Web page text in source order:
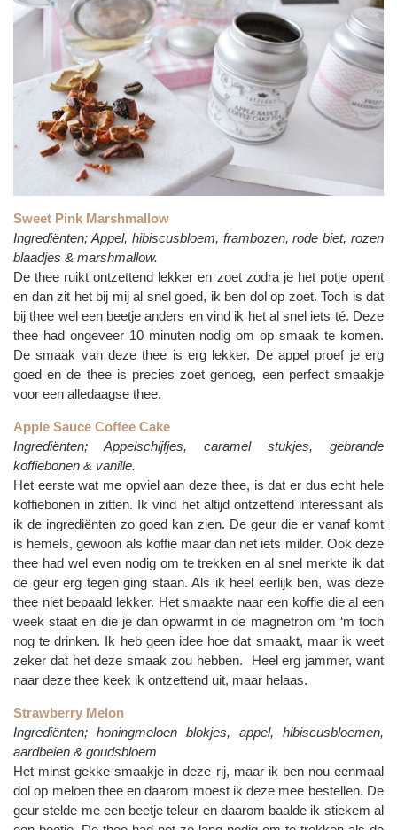
Sweet Pink Marshmallow
Ingrediënten; Appel, hibiscusbloem, frambozen, rode biet, rozen
blaadjes & marshmallow.
De thee ruikt ontzettend lekker en zoet zodra je het potje opent
en dan zit het bij mij al snel goed, ik ben dol op zoet. Toch is dat
bij thee wel een beetje anders en vind ik het al snel iets té. Deze
thee had ongeveer 10 minuten nodig om op smaak te komen.
De smaak van deze thee is erg lekker. De appel proef je erg
goed en de thee is precies zoet genoeg, een perfect smaakje
voor een alledaagse thee.
Apple Sauce Coffee Cake
Ingrediënten; Appelschijfjes, caramel stukjes, gebrande
koffiebonen & vanille.
Het eerste wat me opviel aan deze thee, is dat er dus echt hele
koffiebonen in zitten. Ik vind het altijd ontzettend interessant als
ik de ingrediënten zo goed kan zien. De geur die er vanaf komt
is hemels, gewoon als koffie maar dan net iets milder. Ook deze
thee had wel even nodig om te trekken en al snel merkte ik dat
de geur erg tegen ging staan. Als ik heel eerlijk ben, was deze
thee niet bepaald lekker. Het smaakte naar een koffie die al een
week staat en die je dan opwarmt in de magnetron om ‘m toch
nog te drinken. Ik heb geen idee hoe dat smaakt, maar ik weet
zeker dat het deze smaak zou hebben. Heel erg jammer, want
naar deze thee keek ik ontzettend uit, maar helaas.
Strawberry Melon
Ingrediënten; honingmeloen blokjes, appel, hibiscusbloemen,
aardbeien & goudsbloem
Het minst gekke smaakje in deze rij, maar ik ben nou eenmaal
dol op meloen thee en daarom moest ik deze mee bestellen. De
geur stelde me een beetje teleur en daarom baalde ik stiekem al